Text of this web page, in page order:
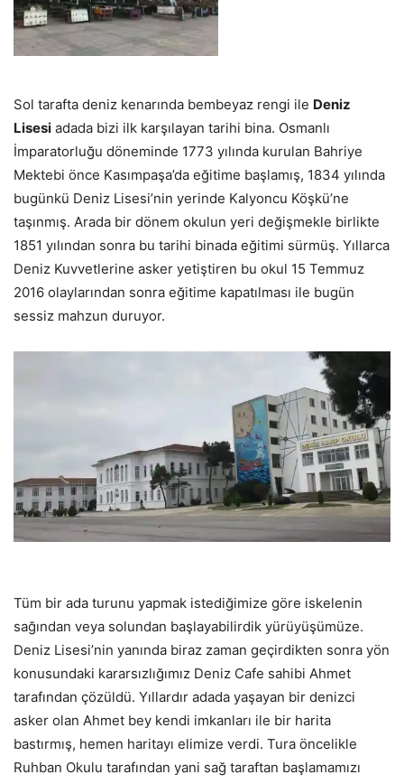
Sol tarafta deniz kenarında bembeyaz rengi ile Deniz
Lisesi adada bizi ilk karşılayan tarihi bina. Osmanlı
İmparatorluğu döneminde 1773 yılında kurulan Bahriye
Mektebi önce Kasımpaşa’da eğitime başlamış, 1834 yılında
bugünkü Deniz Lisesi’nin yerinde Kalyoncu Köşkü’ne
taşınmış. Arada bir dönem okulun yeri değişmekle birlikte
1851 yılından sonra bu tarihi binada eğitimi sürmüş. Yıllarca
Deniz Kuvvetlerine asker yetiştiren bu okul 15 Temmuz
2016 olaylarından sonra eğitime kapatılması ile bugün
sessiz mahzun duruyor.
Tüm bir ada turunu yapmak istediğimize göre iskelenin
sağından veya solundan başlayabilirdik yürüyüşümüze.
Deniz Lisesi’nin yanında biraz zaman geçirdikten sonra yön
konusundaki kararsızlığımız Deniz Cafe sahibi Ahmet
tarafından çözüldü. Yıllardır adada yaşayan bir denizci
asker olan Ahmet bey kendi imkanları ile bir harita
bastırmış, hemen haritayı elimize verdi. Tura öncelikle
Ruhban Okulu tarafından yani sağ taraftan başlamamızı